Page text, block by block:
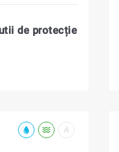
de protecție